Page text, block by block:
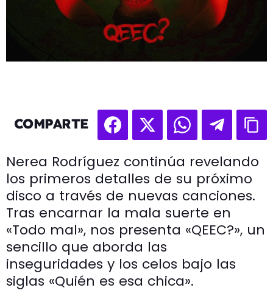
COMPARTE
Nerea Rodríguez continúa revelando
los primeros detalles de su próximo
disco a través de nuevas canciones.
Tras encarnar la mala suerte en
«Todo mal», nos presenta «QEEC?», un
sencillo que aborda las
inseguridades y los celos bajo las
siglas «Quién es esa chica».